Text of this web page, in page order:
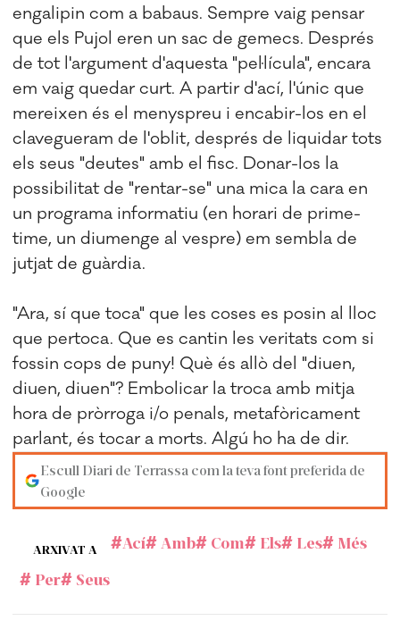
engalipin com a babaus. Sempre vaig pensar
que els Pujol eren un sac de gemecs. Després
de tot l'argument d'aquesta "pel·lícula", encara
em vaig quedar curt. A partir d'ací, l'únic que
mereixen és el menyspreu i encabir-los en el
clavegueram de l'oblit, després de liquidar tots
els seus "deutes" amb el fisc. Donar-los la
possibilitat de "rentar-se" una mica la cara en
un programa informatiu (en horari de prime-
time, un diumenge al vespre) em sembla de
jutjat de guàrdia.
"Ara, sí que toca" que les coses es posin al lloc
que pertoca. Que es cantin les veritats com si
fossin cops de puny! Què és allò del "diuen,
diuen, diuen"? Embolicar la troca amb mitja
hora de pròrroga i/o penals, metafòricament
parlant, és tocar a morts. Algú ho ha de dir.
Escull Diari de Terrassa com la teva font preferida de
Google
ARXIVAT A Ací Amb Com Els Les
Més
Per
Seus